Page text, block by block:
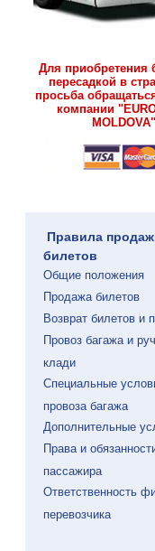
Для приобретения
пересадкой в
просьба
компании
MOLDOVA"
Правила
билетов
Общие положения
Продажа билетов
Возврат билетов и
Провоз багажа и
клади
Специальные
провоза багажа
Дополнительные
Права и
пассажира
Ответственность
перевозчика